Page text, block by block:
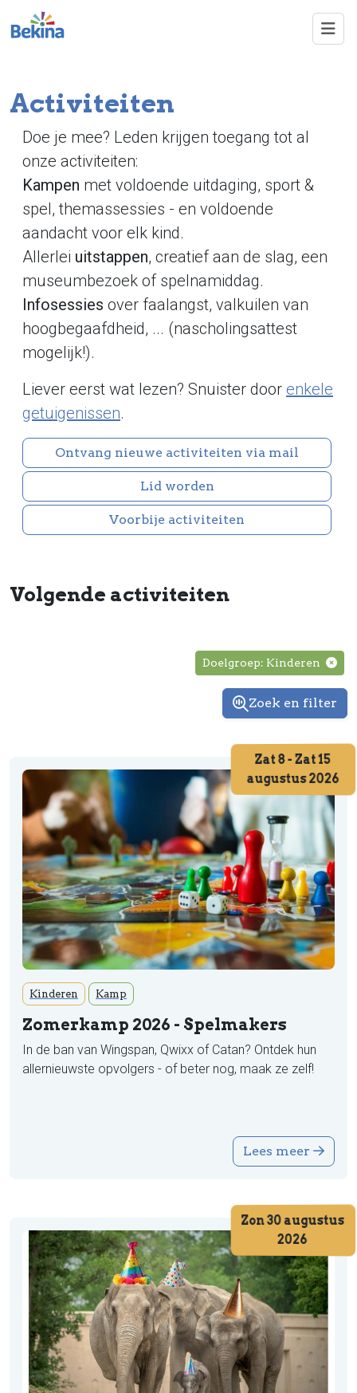
Overslaan en naar de inhoud gaan
Activiteiten
Doe je mee? Leden krijgen toegang tot al
onze activiteiten:
Kampen met voldoende uitdaging, sport &
spel, themassessies - en voldoende
aandacht voor elk kind.
Allerlei uitstappen, creatief aan de slag, een
museumbezoek of spelnamiddag.
Infosessies over faalangst, valkuilen van
hoogbegaafdheid, ... (nascholingsattest
mogelijk!).
Liever eerst wat lezen? Snuister door enkele
getuigenissen.
Ontvang nieuwe activiteiten via mail
Lid worden
Voorbije activiteiten
Volgende activiteiten
Doelgroep: Kinderen
Zoek en
Zoek en filter
Kinderen Kamp
Zomerkamp 2026 - Spelmakers
In de ban van Wingspan, Qwixx of Catan? Ontdek hun
allernieuwste opvolgers - of beter nog, maak ze zelf!
Lees meer
Zat 8 - Zat 15
augustus 2026
Zon 30 augustus
2026